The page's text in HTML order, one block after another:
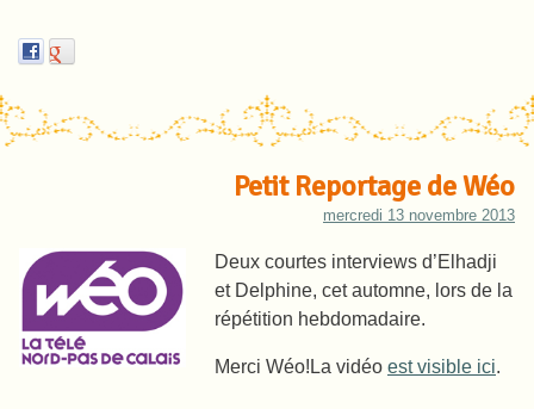
Petit Reportage de Wéo
mercredi 13 novembre 2013
Deux courtes interviews d’Elhadji
et Delphine, cet automne, lors de la
répétition hebdomadaire.
Merci Wéo! La vidéo est visible ici.